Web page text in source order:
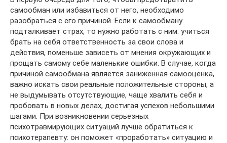
самообман или избавиться от него, необходимо
разобраться с его причиной. Если к самообману
подталкивает страх, то нужно работать с ним: учиться
брать на себя ответственность за свои слова и
действия, поменьше зависеть от мнения окружающих и
прощать самому себе маленькие ошибки. В случае, когда
причиной самообмана является заниженная самооценка,
важно искать свои реальные положительные стороны, а
не выдумывать отсутствующие, чаще хвалить себя и
пробовать в новых делах, достигая успехов небольшими
шагами. При возникновении серьезных
психотравмирующих ситуаций лучше обратиться к
психотерапевту: он поможет «проработать» ситуацию и